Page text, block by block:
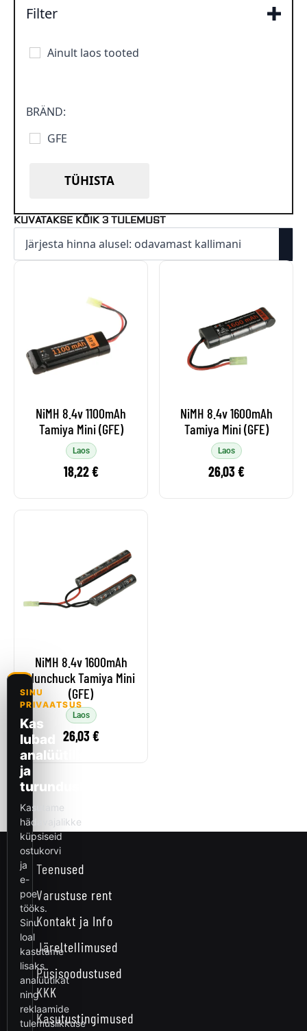
Filter
Ainult laos tooted
BRÄND:
GFE
TÜHISTA
KUVATAKSE KÕIK 3 TULEMUSTSORTED
PRICE:
LOW
NiMH 8.4v 1100mAh
Tamiya Mini (GFE)
18,22€
NiMH 8.4v 1600mAh
Tamiya Mini (GFE)
26,03 €
NiMH 8.4v 1600mAh
Nunchuck Tamiya Mini
(GFE)
26,03 €
Teenused
Varustuse rent
Kontakt ja Info
Järeltellimused
Püsisoodustused
KKK
Kasutustingimused